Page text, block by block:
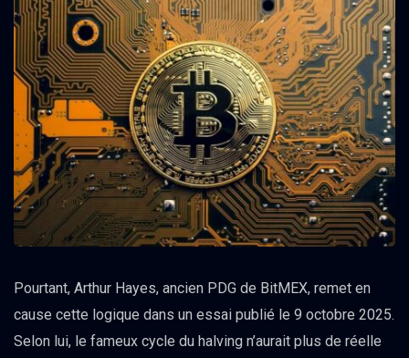
Pourtant, Arthur Hayes, ancien PDG de BitMEX, remet en
cause cette logique dans un essai publié le 9 octobre 2025.
Selon lui, le fameux cycle du halving n’aurait plus de réelle